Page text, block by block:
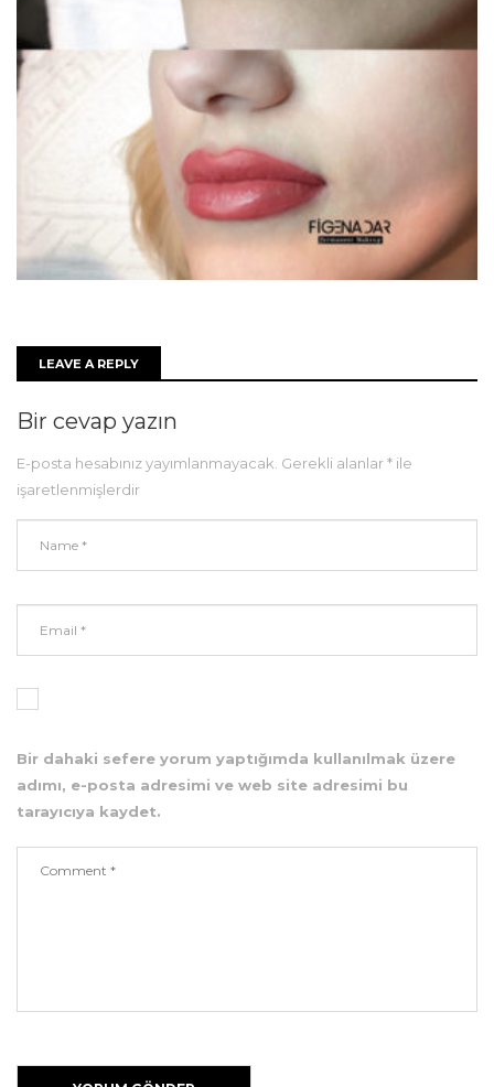
LEAVE A REPLY
Bir cevap yazın
E-posta hesabınız yayımlanmayacak. Gerekli alanlar* ile
işaretlenmişlerdir
Bir dahaki sefere yorum yaptığımda kullanılmak üzere
adımı, e-posta adresimi ve web site adresimi bu
tarayıcıya kaydet.